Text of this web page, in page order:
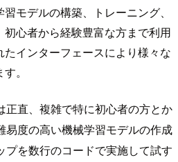
モデルの構築、トレーニング、
心者から経験豊富な方まで利用
インターフェースにより様々な
。
正直、複雑で特に初心者の方とか
易度の高い機械学習モデルの作成
プを数行のコードで実施して試す